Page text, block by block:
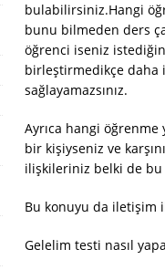
bulabilirsiniz.Hangi
bunu bilmeden ders
öğrenci iseniz
birleştirmedikçe daha
sağlayamazsınız.
Ayrıca hangi
bir kişiyseniz ve
ilişkileriniz belki de bu
Bu konuyu da iletişim
Gelelim testi nasıl